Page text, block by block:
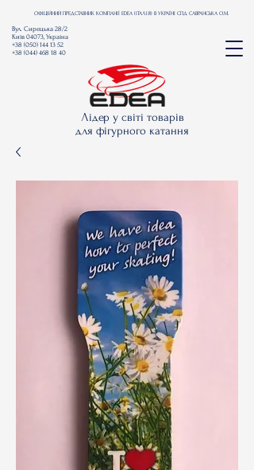
ОФІЦІЙНИЙ ПРЕДСТАВНИК КОМПАНІЇ EDEA (ІТАЛІЯ) В УКРАЇНІ СПД САВРАНСЬКА О.М.
Лідер у світі товарів
для фігурного катання
Вул. Сирецька 28/2
Київ 04073, Україна
+38 (050) 144 13 52
+38 (044) 468 18 40